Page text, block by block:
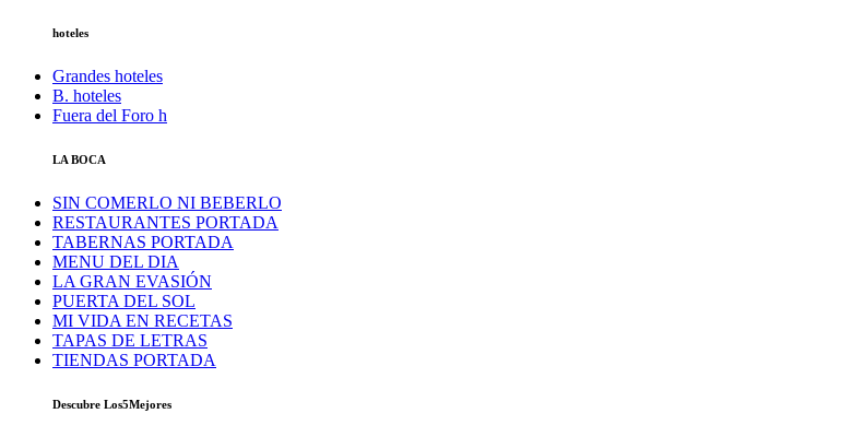
hoteles
Grandes hoteles
B. hoteles
Fuera del Foro h
LA BOCA
SIN COMERLO NI BEBERLO
RESTAURANTES PORTADA
TABERNAS PORTADA
MENU DEL DIA
LA GRAN EVASIÓN
PUERTA DEL SOL
MI VIDA EN RECETAS
TAPAS DE LETRAS
TIENDAS PORTADA
Descubre Los5Mejores